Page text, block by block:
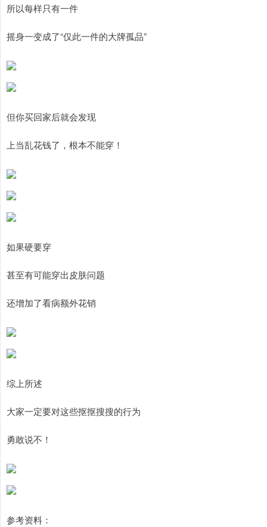
所以每样只有一件
摇身一变成了“仅此一件的大牌孤品”
但你买回家后就会发现
上当乱花钱了，根本不能穿！
如果硬要穿
甚至有可能穿出皮肤问题
还增加了看病额外花销
综上所述
大家一定要对这些抠抠搜搜的行为
勇敢说不！
参考资料：